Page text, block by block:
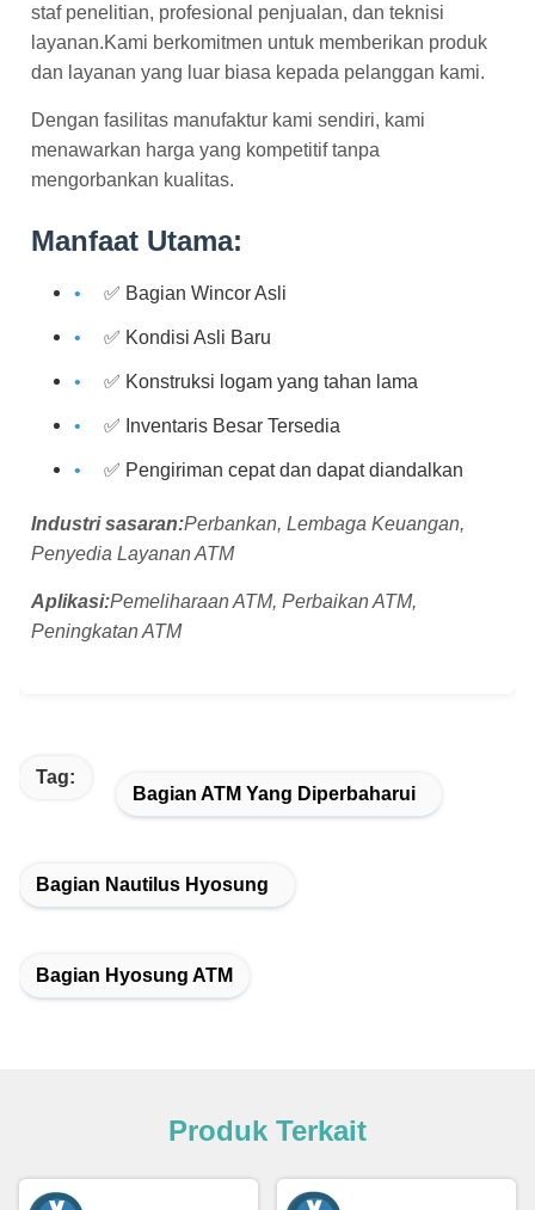
staf penelitian, profesional penjualan, dan teknisi
layanan.Kami berkomitmen untuk memberikan produk
dan layanan yang luar biasa kepada pelanggan kami.
Dengan fasilitas manufaktur kami sendiri, kami
menawarkan harga yang kompetitif tanpa
mengorbankan kualitas.
Manfaat Utama:
✅ Bagian Wincor Asli
✅ Kondisi Asli Baru
✅ Konstruksi logam yang tahan lama
✅ Inventaris Besar Tersedia
✅ Pengiriman cepat dan dapat diandalkan
Industri sasaran:Perbankan, Lembaga Keuangan,
Penyedia Layanan ATM
Aplikasi:Pemeliharaan ATM, Perbaikan ATM,
Peningkatan ATM
Tag:
Bagian ATM Yang Diperbaharui
Bagian Nautilus Hyosung
Bagian Hyosung ATM
Produk Terkait